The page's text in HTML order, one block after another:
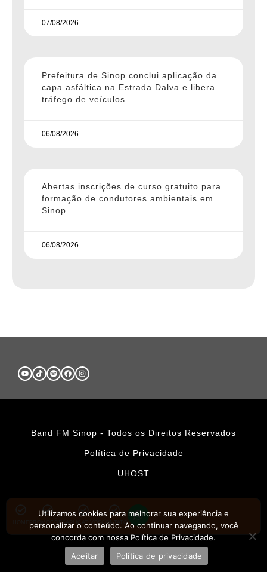
07/08/2026
Prefeitura de Sinop conclui aplicação da
capa asfáltica na Estrada Dalva e libera
tráfego de veículos
06/08/2026
Abertas inscrições de curso gratuito para
formação de condutores ambientais em
Sinop
06/08/2026
Band FM Sinop - Todos os Direitos Reservados
Política de Privacidade
UHOST
PROMOÇÕESAPLICATIVOS CONTATO
Utilizamos cookies para melhorar sua experiência e
personalizar o conteúdo. Ao continuar navegando, você
concorda com nossa Política de Privacidade.
Aceitar
Política de privacidade